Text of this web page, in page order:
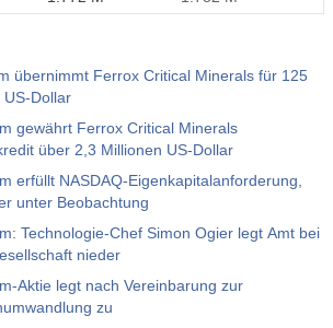
übernimmt Ferrox Critical Minerals für 125
US-Dollar
gewährt Ferrox Critical Minerals
über 2,3 Millionen US-Dollar
erfüllt NASDAQ-Eigenkapitalanforderung,
unter Beobachtung
Technologie-Chef Simon Ogier legt Amt bei
nieder
Aktie legt nach Vereinbarung zur
zu